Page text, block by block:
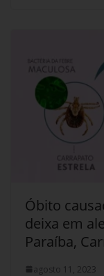
Óbito
deixa em
Paraíba,
agosto 11, 2023